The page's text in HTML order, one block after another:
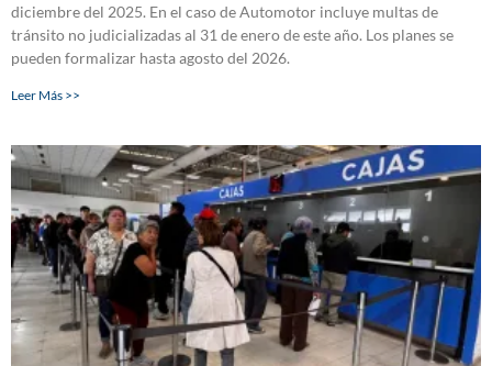
diciembre del 2025. En el caso de Automotor incluye multas de
tránsito no judicializadas al 31 de enero de este año. Los planes se
pueden formalizar hasta agosto del 2026.
Leer Más >>